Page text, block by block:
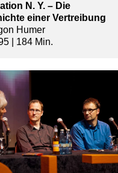
N. Y. – Die
einer Vertreibung
Humer
| 184 Min.